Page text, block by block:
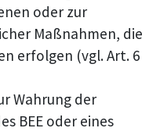
oder zur
Maßnahmen, die
erfolgen (vgl. Art. 6
Wahrung der
BEE oder eines